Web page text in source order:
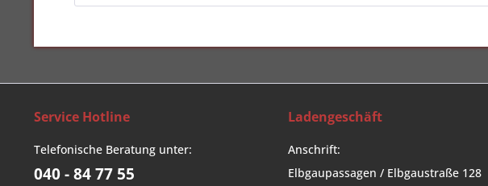
Service Hotline
Telefonische Beratung unter:
040 - 84 77 55
Ladengeschäft
Anschrift:
Elbgaupassagen / Elbgaustraße 128